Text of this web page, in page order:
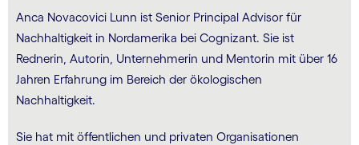
Anca Novacovici Lunn ist Senior Principal Advisor für
Nachhaltigkeit in Nordamerika bei Cognizant. Sie ist
Rednerin, Autorin, Unternehmerin und Mentorin mit über 16
Jahren Erfahrung im Bereich der ökologischen
Nachhaltigkeit.
Sie hat mit öffentlichen und privaten Organisationen